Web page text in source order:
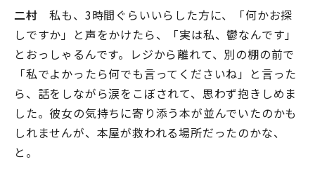
二村 私も、3時間ぐらいいらした方に、「何かお探
しですか」と声をかけたら、「実は私、鬱なんです」
とおっしゃるんです。レジから離れて、別の棚の前で
「私でよかったら何でも言ってくださいね」と言った
ら、話をしながら涙をこぼされて、思わず抱きしめま
した。彼女の気持ちに寄り添う本が並んでいたのかも
しれませんが、本屋が救われる場所だったのかな、
と。